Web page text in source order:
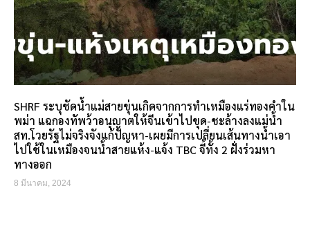
SHRF ระบุชัดน้ำแม่สายขุ่นเกิดจากการทำเหมืองแร่ทองคำใน
พม่า แฉกองทัพว้าอนุญาตให้จีนเข้าไปขุด-ชะล้างลงแม่น้ำ
สท.โวยรัฐไม่จริงจังแก้ปัญหา-เผยมีการเปลี่ยนเส้นทางน้ำเอา
ไปใช้ในเหมืองจนน้ำสายแห้ง-แจ้ง TBC จี้ทั้ง 2 ฝั่งร่วมหา
ทางออก
8 มีนาคม, 2024